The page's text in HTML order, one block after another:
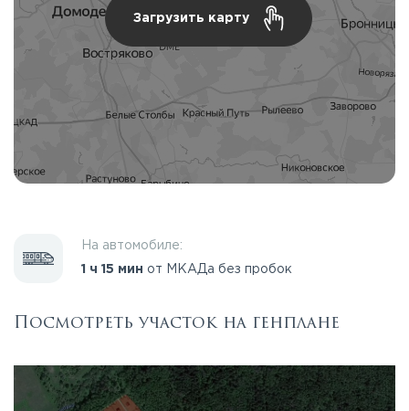
Загрузить карту
На автомобиле:
1 ч 15 мин от МКАДа без пробок
Посмотреть участок на генплане